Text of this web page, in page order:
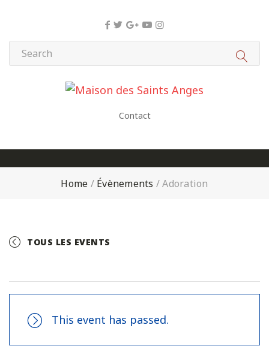
Contact
Home / Évènements /Adoration
TOUS LES EVENTS
This event has passed.